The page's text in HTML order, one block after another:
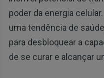
poder da energia
uma tendência de
para desbloquear a
de se curar e alcançar